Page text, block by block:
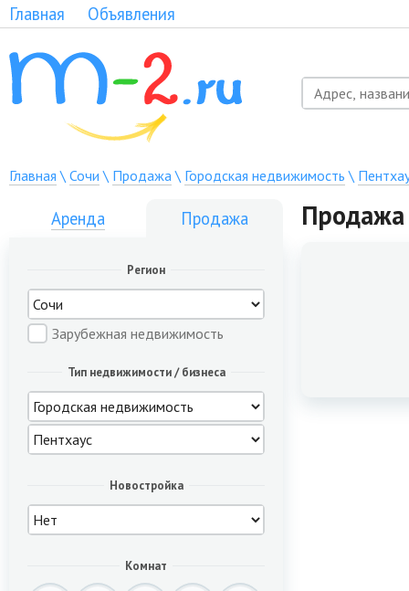
Главная Объявления
Главная \ Сочи \ Продажа\ Городская недвижимость \
Аренда Продажа
Регион
Зарубежная недвижимость
Тип недвижимости / бизнеса
Новостройка
Комнат
Продажа